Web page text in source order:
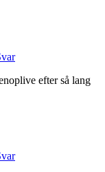
efter så lang